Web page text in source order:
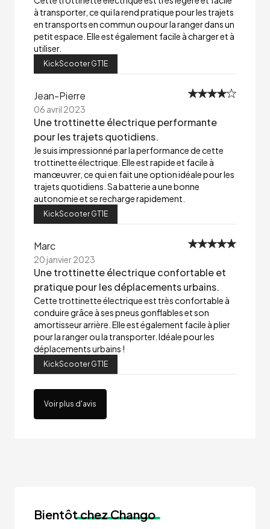
à transporter, ce qui la rend pratique pour les trajets
en transports en commun ou pour la ranger dans un
petit espace. Elle est également facile à charger et à
utiliser.
KickScooter GT1E
Jean-Pierre
06 avril 2023
Une trottinette électrique performante
pour les trajets quotidiens.
Je suis impressionné par la performance de cette
trottinette électrique. Elle est rapide et facile à
manœuvrer, ce qui en fait une option idéale pour les
trajets quotidiens. Sa batterie a une bonne
autonomie et se recharge rapidement.
KickScooter GT1E
Marc
20 janvier 2023
Une trottinette électrique confortable et
pratique pour les déplacements urbains.
Cette trottinette électrique est très confortable à
conduire grâce à ses pneus gonflables et son
amortisseur arrière. Elle est également facile à plier
pour la ranger ou la transporter. Idéale pour les
déplacements urbains !
KickScooter GT1E
Voir plus d'avis
Bientôtchez Chango